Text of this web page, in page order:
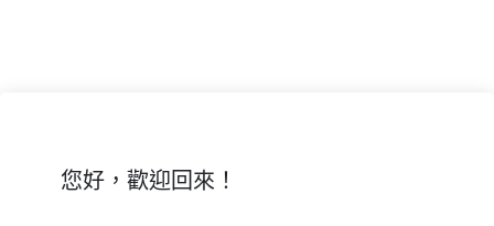
您好，歡迎回來！